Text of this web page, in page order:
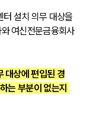
설치 의무 대상을
여신전문금융회사
대상에 편입된 경
는 부분이 없는지